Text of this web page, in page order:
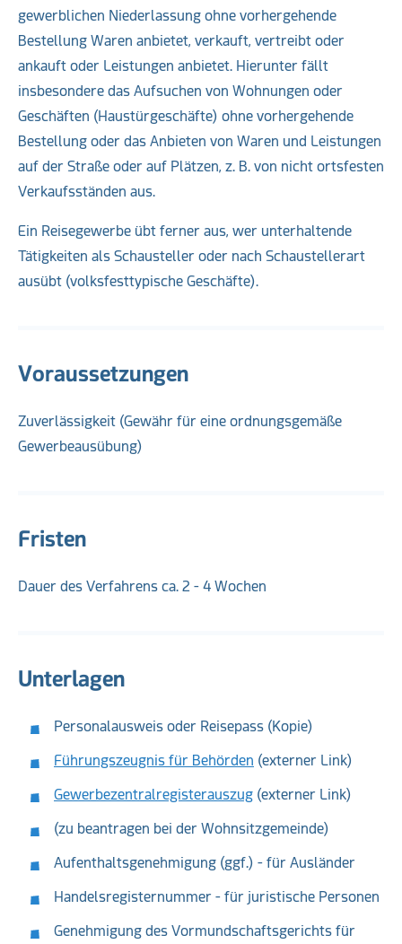
gewerblichen Niederlassung ohne vorhergehende
Bestellung Waren anbietet, verkauft, vertreibt oder
ankauft oder Leistungen anbietet. Hierunter fällt
insbesondere das Aufsuchen von Wohnungen oder
Geschäften (Haustürgeschäfte) ohne vorhergehende
Bestellung oder das Anbieten von Waren und Leistungen
auf der Straße oder auf Plätzen, z. B. von nicht ortsfesten
Verkaufsständen aus.
Ein Reisegewerbe übt ferner aus, wer unterhaltende
Tätigkeiten als Schausteller oder nach Schaustellerart
ausübt (volksfesttypische Geschäfte).
Voraussetzungen
Zuverlässigkeit (Gewähr für eine ordnungsgemäße
Gewerbeausübung)
Fristen
Dauer des Verfahrens ca. 2 - 4 Wochen
Unterlagen
Personalausweis oder Reisepass (Kopie)
Führungszeugnis für Behörden (externer Link)
Gewerbezentralregisterauszug (externer Link)
(zu beantragen bei der Wohnsitzgemeinde)
Aufenthaltsgenehmigung (ggf.) - für Ausländer
Handelsregisternummer - für juristische Personen
Genehmigung des Vormundschaftsgerichts für